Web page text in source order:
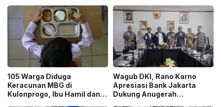
Bawen Agustus 2026
Modern
105 Warga Diduga
Keracunan MBG di
Kulonprogo, Ibu Hamil dan
Wagub DKI, Rano Karno
Apresiasi Bank Jakarta
Dukung Anugerah